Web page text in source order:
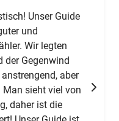
Unser Guide
und
Wir legten
der Gegenwind
aber
sieht viel von
daher ist die